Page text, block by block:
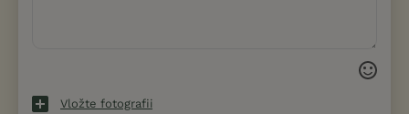
Vložte fotografii